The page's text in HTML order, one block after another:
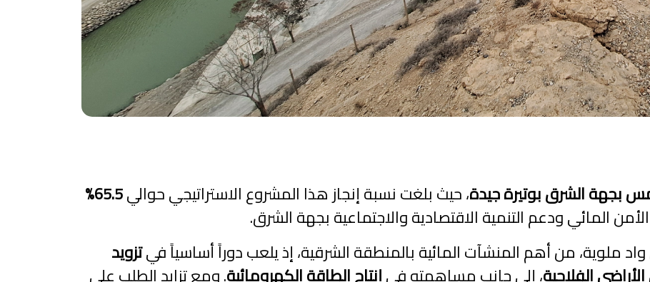
بجهة الشرق بوتيرة جيدة، حيث بلغت نسبة إنجاز هذا المشروع الاستراتيجي حوالي 65.5%
المائي ودعم التنمية الاقتصادية والاجتماعية بجهة الشرق.
ملوية، من أهم المنشآت المائية بالمنطقة الشرقية، إذ يلعب دوراً أساسياً فيتزويد
الفلاحية، إلى جانب مساهمته فيإنتاج الطاقة الكهرومائية. ومع تزايد الطلب على